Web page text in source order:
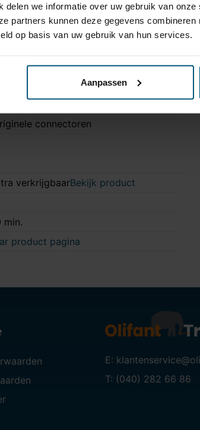
delen we informatie over uw gebruik van
partners kunnen deze gegevens
op basis van uw gebruik van hun services.
Aanpassen
connectoren
verkrijgbaarBekijk product
min.
product pagina
E:
T: (040) 282 66 86